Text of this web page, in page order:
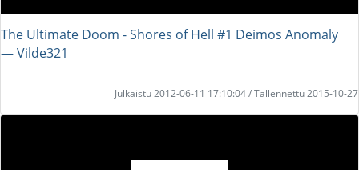
The Ultimate Doom - Shores of Hell #1 Deimos Anomaly
― Vilde321
Julkaistu 2012-06-11 17:10:04 / Tallennettu 2015-10-27